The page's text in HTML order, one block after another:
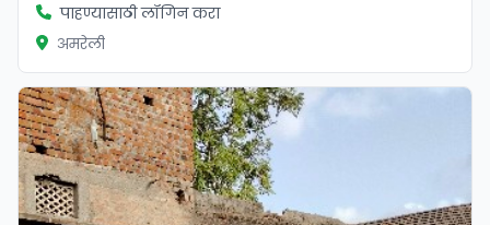
पाहण्यासाठी लॉगिन करा
अमरेली